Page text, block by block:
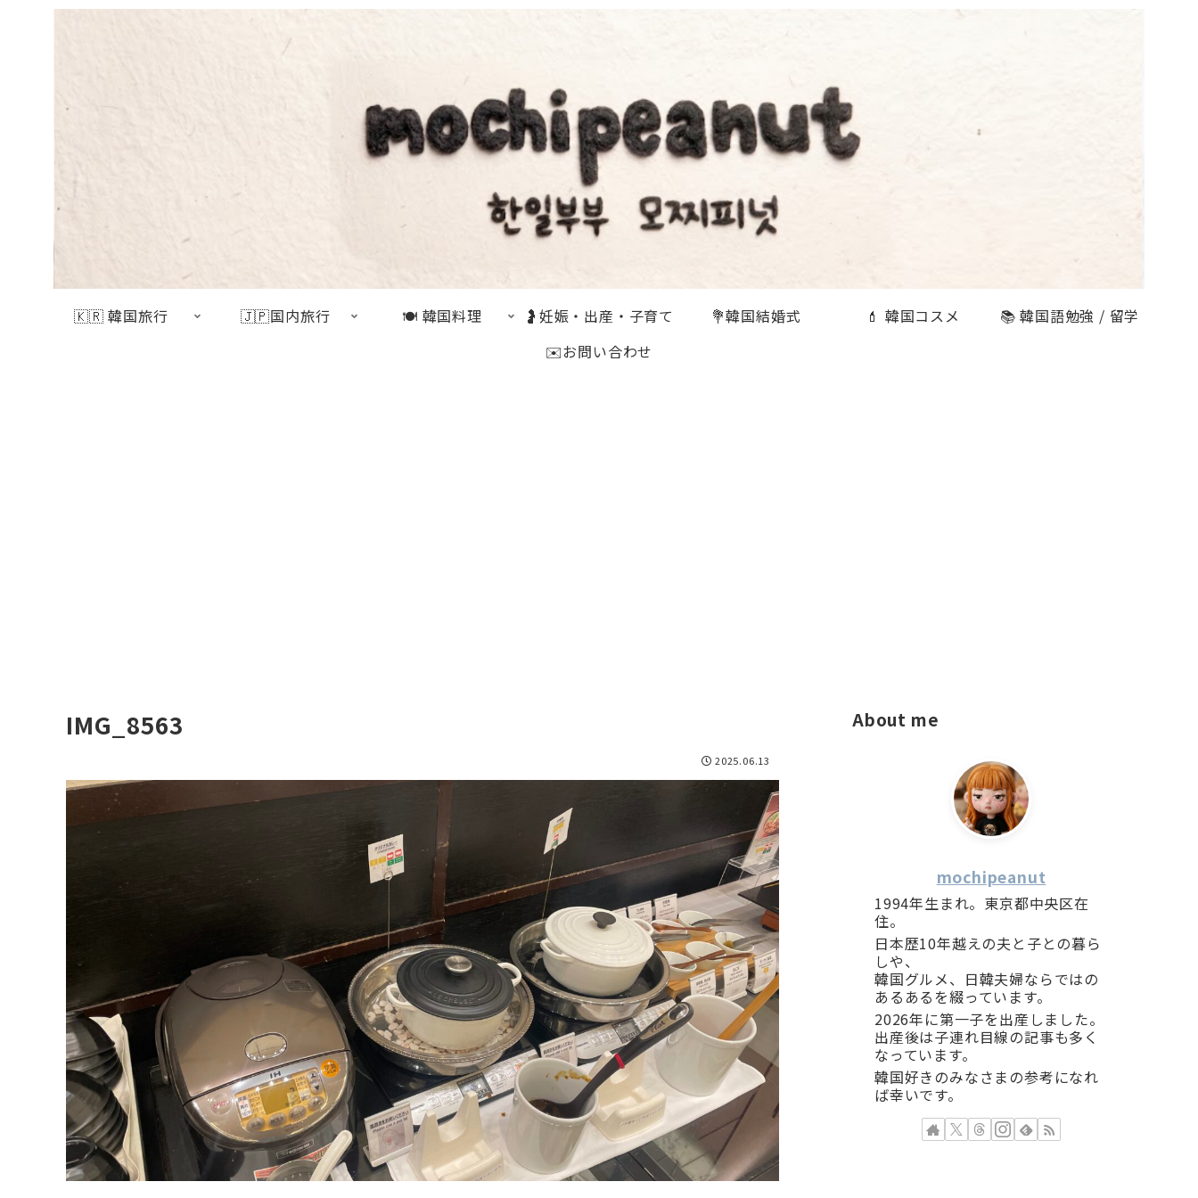
🇰🇷 韓国旅行 🇯🇵国内旅行 🍽 韓国料理 🤰妊娠・出産・子育て 💐韓国結婚式 💄 韓国コスメ
📚 韓国語勉強 / 留学
✉️お問い合わせ
IMG_8563
2025.06.13
About me
mochipeanut
1994年生まれ。東京都中央区在
住。
日本歴10年越えの夫と子との暮ら
しや、
韓国グルメ、日韓夫婦ならではの
あるあるを綴っています。
2026年に第一子を出産しました。
出産後は子連れ目線の記事も多く
なっています。
韓国好きのみなさまの参考になれ
ば幸いです。